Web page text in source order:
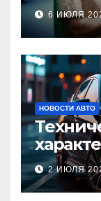
6 ИЮЛЯ
НОВОСТИ АВТО
GAC
2 ИЮЛЯ